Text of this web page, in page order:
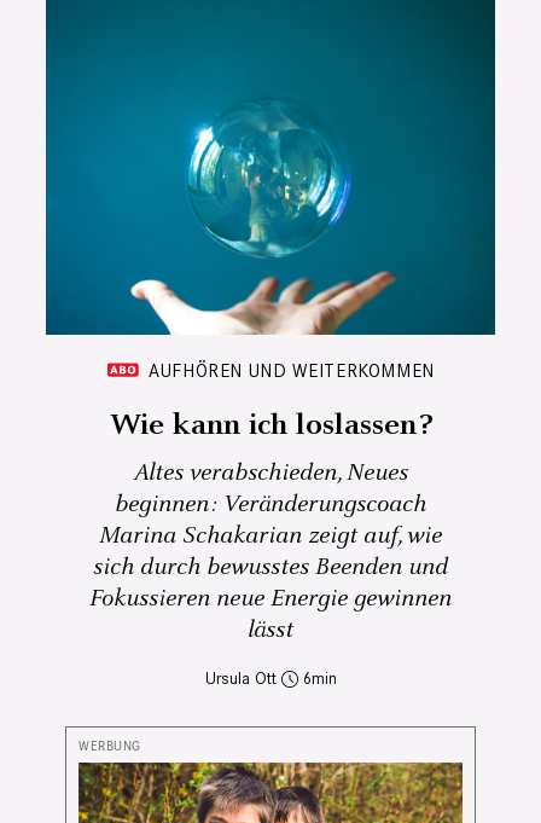
AUFHÖREN UND WEITERKOMMEN
Wie kann ich loslassen?
Altes verabschieden, Neues
beginnen: Veränderungscoach
Marina Schakarian zeigt auf, wie
sich durch bewusstes Beenden und
Fokussieren neue Energie gewinnen
lässt
Ursula Ott 6